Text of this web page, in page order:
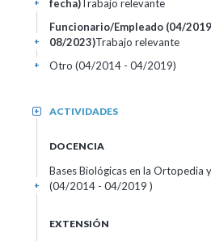
fecha) Trabajo relevante
+
Funcionario/Empleado (04/
08/2023)Trabajo relevante
+
Otro (04/2014 - 04/2019)
+
ACTIVIDADES
+
DOCENCIA
Bases Biológicas en la Ortopedia
(04/2014 - 04/2019 )
+
EXTENSIÓN